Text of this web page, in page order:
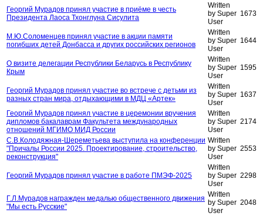
Георгий Мурадов принял участие в приёме в честь
Президента Лаоса Тхонглуна Сисулита
Written
by Super
User
1673
М.Ю.Соломенцев принял участие в акции памяти
погибших детей Донбасса и других российских регионов
Written
by Super
User
1644
О визите делегации Республики Беларусь в Республику
Крым
Written
by Super
User
1595
Георгий Мурадов принял участие во встрече с детьми из
разных стран мира, отдыхающими в МДЦ «Артек»
Written
by Super
User
1637
Георгий Мурадов принял участие в церемонии вручения
дипломов бакалаврам Факультета международных
отношений МГИМО МИД России
Written
by Super
User
2174
С.В.Колодяжная-Шереметьева выступила на конференции
"Причалы России 2025. Проектирование, строительство,
реконструкция"
Written
by Super
User
2553
Георгий Мурадов принял участие в работе ПМЭФ-2025
Written
by Super
User
2298
Г.Л.Мурадов награжден медалью общественного движения
"Мы есть Русские"
Written
by Super
User
2048